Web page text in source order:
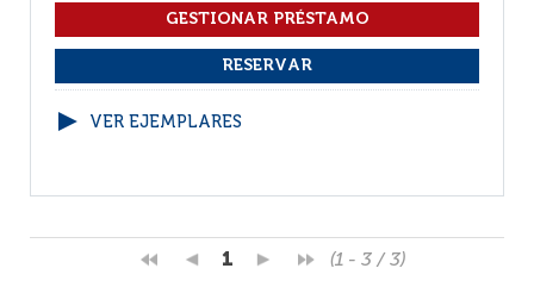
VER EJEMPLARES
1
(1 - 3 / 3)